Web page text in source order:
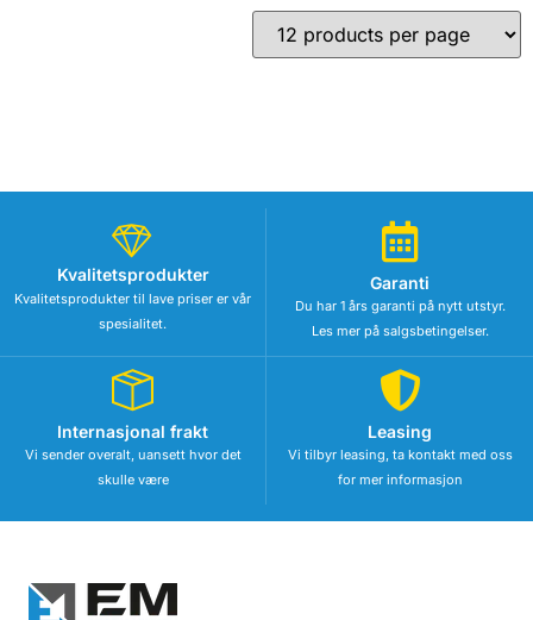
Kvalitetsprodukter
Kvalitetsprodukter til lave priser er vår
spesialitet.
Garanti
Du har 1 års garanti på nytt utstyr.
Les mer på salgsbetingelser.
Internasjonal frakt
Vi sender overalt, uansett hvor det
skulle være
Leasing
Vi tilbyr leasing, ta kontakt med oss
for mer informasjon